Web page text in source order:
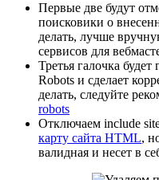
Первые две будут
поисковики о
делать, лучше
сервисов для
Третья галочка
Robots и сделает
делать, следуйте
robots
Отключаем include
карту сайта HTML,
валидная и несет в